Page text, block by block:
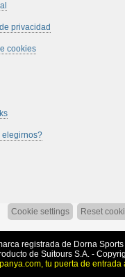
privacidad
cookies
elegirnos?
Cookie settings Reset
registrada de Dorna
de Suitours S.A. -
tu puerta de entrada